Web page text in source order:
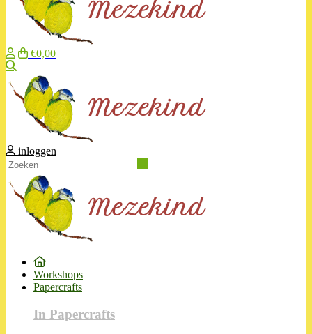
€0,00
inloggen
Workshops
Papercrafts
In Papercrafts